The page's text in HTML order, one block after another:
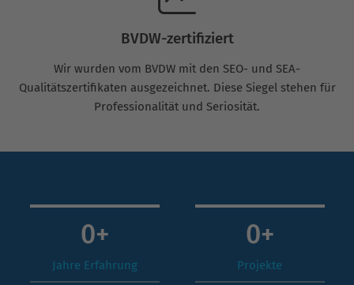
BVDW-zertifiziert
Wir wurden vom BVDW mit den SEO- und SEA-
Qualitätszertifikaten ausgezeichnet. Diese Siegel stehen für
Professionalität und Seriosität.
0+
Jahre Erfahrung
0+
Projekte